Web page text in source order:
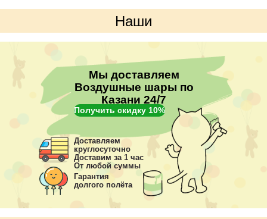
Наши
преимущества
Мы доставляем
Воздушные шары по
Казани 24/7
Получить скидку 10%
Доставляем
круглосуточно
Доставим за 1 час
От любой суммы
Гарантия
долгого полёта